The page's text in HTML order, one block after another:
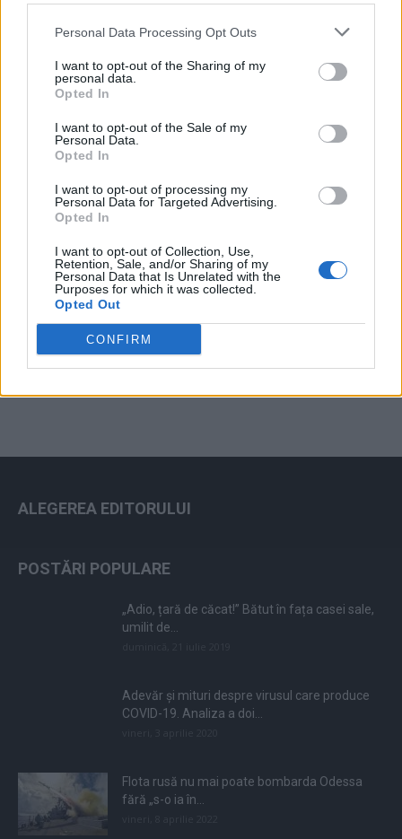
Personal Data Processing Opt Outs
I want to opt-out of the Sharing of my
personal data.
Opted In
I want to opt-out of the Sale of my
Personal Data.
Opted In
I want to opt-out of processing my
Personal Data for Targeted Advertising.
Opted In
I want to opt-out of Collection, Use,
Retention, Sale, and/or Sharing of my
Personal Data that Is Unrelated with the
Purposes for which it was collected.
Opted Out
CONFIRM
România pe Primul Loc (Ponta)
Altul
Arhiva sondajelor
ad
ALEGEREA EDITORULUI
POSTĂRI POPULARE
„Adio, țară de căcat!” Bătut în fața casei sale,
umilit de...
Adevăr și mituri despre virusul care produce
COVID-19. Analiza a doi...
Flota rusă nu mai poate bombarda Odessa
fără „s-o ia în...